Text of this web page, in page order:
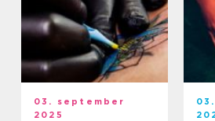
03. september
2025